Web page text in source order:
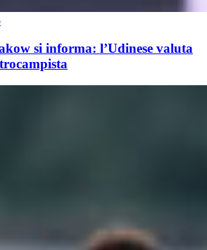
si informa: l’Udinese valuta